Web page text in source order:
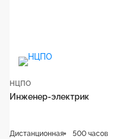
НЦПО
Инженер-электрик
Дистанционная
500 часов